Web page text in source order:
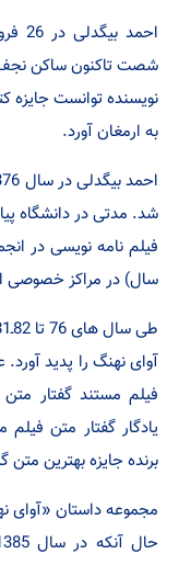
شصت تاکنون ساکن نجف
نویسنده توانست جایزه
به ارمغان آورد.
شد. مدتی در دانشگاه
سال) در مراکز خصوصی
فیلم مستند گفتار
یادگار گفتار متن
برنده جایزه بهترین متن
مجموعه داستان «آوای